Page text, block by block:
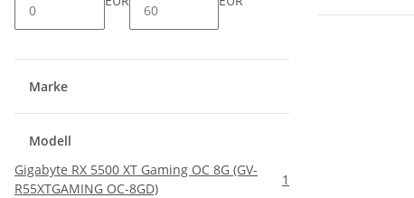
Marke
Modell
Gigabyte RX 5500 XT Gaming OC 8G (GV-
R55XTGAMING OC-8GD)
1